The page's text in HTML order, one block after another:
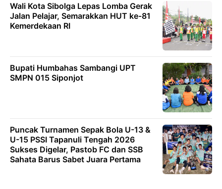
Wali Kota Sibolga Lepas Lomba Gerak
Jalan Pelajar, Semarakkan HUT ke-81
Kemerdekaan RI
Bupati Humbahas Sambangi UPT
SMPN 015 Siponjot
Puncak Turnamen Sepak Bola U-13 &
U-15 PSSI Tapanuli Tengah 2026
Sukses Digelar, Pastob FC dan SSB
Sahata Barus Sabet Juara Pertama